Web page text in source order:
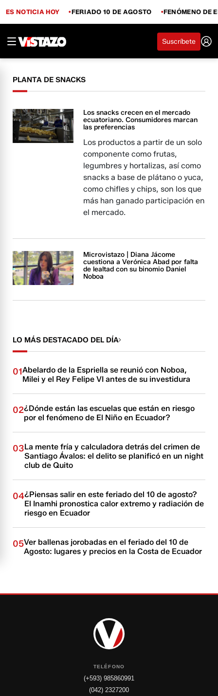
ES NOTICIA HOY FERIADO 10 DE AGOSTO FENÓMENO DE
Suscríbete
PLANTA DE SNACKS
Los snacks crecen en el mercado
ecuatoriano. Consumidores marcan
las preferencias
Los productos a partir de un solo
componente como frutas,
legumbres y hortalizas, así como
snacks a base de plátano o yuca,
como chifles y chips, son los que
más han ganado participación en
el mercado.
Microvistazo | Diana Jácome
cuestiona a Verónica Abad por falta
de lealtad con su binomio Daniel
Noboa
LO MÁS DESTACADO DEL DÍA
01Abelardo de la Espriella se reunió con Noboa,
Milei y el Rey Felipe VI antes de su investidura
02¿Dónde están las escuelas que están en riesgo
por el fenómeno de El Niño en Ecuador?
03La mente fría y calculadora detrás del crimen de
Santiago Ávalos: el delito se planificó en un night
club de Quito
04¿Piensas salir en este feriado del 10 de agosto?
El Inamhi pronostica calor extremo y radiación de
riesgo en Ecuador
05Ver ballenas jorobadas en el feriado del 10 de
Agosto: lugares y precios en la Costa de Ecuador
TELÉFONO
(+593) 985860991
(042) 2327200